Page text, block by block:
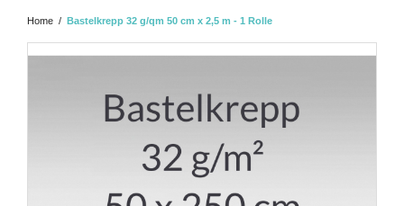
Home / Bastelkrepp 32 g/qm 50 cm x 2,5 m - 1 Rolle